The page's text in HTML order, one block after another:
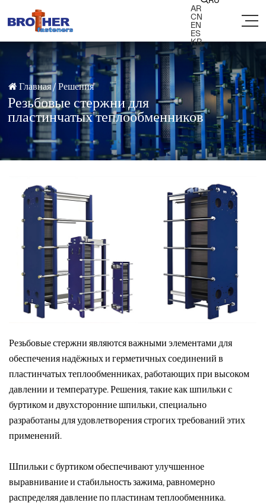
AR
CN
EN
ES
KR
 Главная/Решения
Резьбовые стержни для
пластинчатых теплообменников
Резьбовые стержни являются важными элементами для
обеспечения надёжных и герметичных соединений в
пластинчатых теплообменниках, работающих при высоком
давлении и температуре. Решения, такие как шпильки с
буртиком и двухсторонние шпильки, специально
разработаны для удовлетворения строгих требований этих
применений.
Шпильки с буртиком обеспечивают улучшенное
выравнивание и стабильность зажима, равномерно
распределяя давление по пластинам теплообменника.